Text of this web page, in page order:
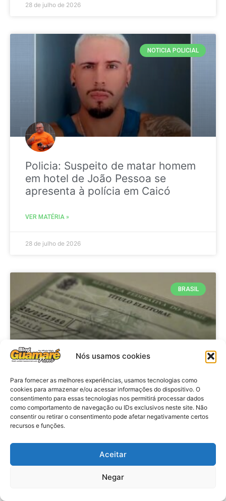
Nós usamos cookies
Para fornecer as melhores experiências, usamos tecnologias como
cookies para armazenar e/ou acessar informações do dispositivo. O
consentimento para essas tecnologias nos permitirá processar dados
como comportamento de navegação ou IDs exclusivos neste site. Não
consentir ou retirar o consentimento pode afetar negativamente certos
recursos e funções.
Aceitar
Negar
28 de julho de 2026
NOTICIA POLICIAL
Policia: Suspeito de matar homem
em hotel de João Pessoa se
apresenta à polícia em Caicó
VER MATÉRIA »
28 de julho de 2026
BRASIL
Brasil: Policia Federal investiga
753 casos de crimes eleitorais
antes das eleições